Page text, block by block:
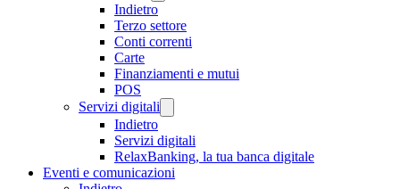
Indietro
Terzo settore
Conti correnti
Carte
Finanziamenti e mutui
POS
Servizi digitali
Indietro
Servizi digitali
RelaxBanking, la tua banca digitale
Eventi e comunicazioni